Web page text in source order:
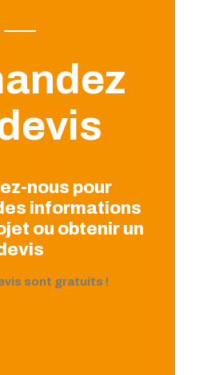
nous pour
informations
ou obtenir un
sont gratuits !